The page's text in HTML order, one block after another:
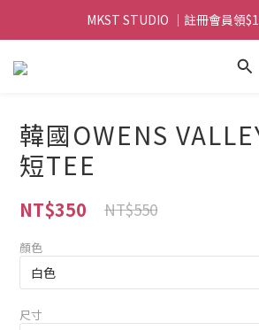
MKST STUDIO ｜ 全店滿
MKST STUDIO ｜註冊會員領
韓國OWENS
短TEE
NT$350 NT$550
顏色
尺寸